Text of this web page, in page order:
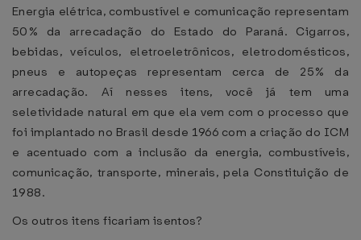
Energia elétrica, combustível e comunicação representam
50% da arrecadação do Estado do Paraná. Cigarros,
bebidas, veículos, eletroeletrônicos, eletrodomésticos,
pneus e autopeças representam cerca de 25% da
arrecadação. Aí nesses itens, você já tem uma
seletividade natural em que ela vem com o processo que
foi implantado no Brasil desde 1966 com a criação do ICM
e acentuado com a inclusão da energia, combustíveis,
comunicação, transporte, minerais, pela Constituição de
1988.
Os outros itens ficariam isentos?